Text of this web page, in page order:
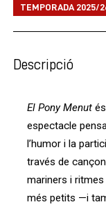
TEMPORADA 2025/
Descripció
El Pony Menut
espectacle
l’humor i la
través de
mariners i ritmes
més petits —i